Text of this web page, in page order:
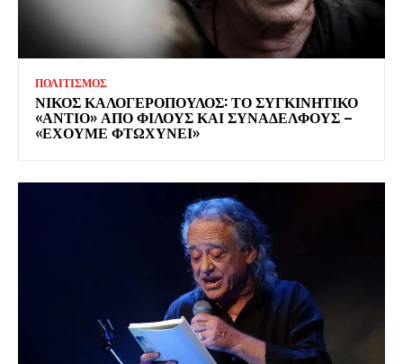
ΠΟΛΙΤΙΣΜΟΣ
ΝΙΚΟΣ ΚΑΛΟΓΕΡΟΠΟΥΛΟΣ: ΤΟ ΣΥΓΚΙΝΗΤΙΚΟ
«ΑΝΤΙΟ» ΑΠΟ ΦΙΛΟΥΣ ΚΑΙ ΣΥΝΑΔΕΛΦΟΥΣ –
«ΕΧΟΥΜΕ ΦΤΩΧΥΝΕΙ»